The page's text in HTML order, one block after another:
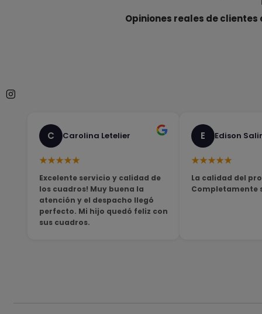
Opiniones reales de
C Carolina Letelier
★★★★★
Excelente servicio y calidad de
los cuadros! Muy buena la
atención y el despacho llegó
perfecto. Mi hijo quedó feliz con
sus cuadros.
E Edison
★★★★★
La calidad del
Completamente